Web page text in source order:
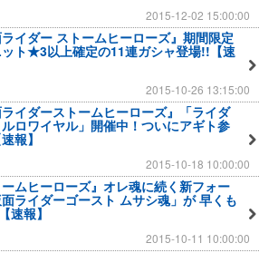
2015-12-02 15:00:00
ライダー ストームヒーローズ』期間限定
ト★3以上確定の11連ガシャ登場!!【速
2015-10-26 13:15:00
ライダーストームヒーローズ』「ライダ
ロワイヤル」開催中！ついにアギト参
報】
2015-10-18 10:00:00
ームヒーローズ』オレ魂に続く新フォー
ライダーゴースト ムサシ魂」が 早くも
速報】
2015-10-11 10:00:00